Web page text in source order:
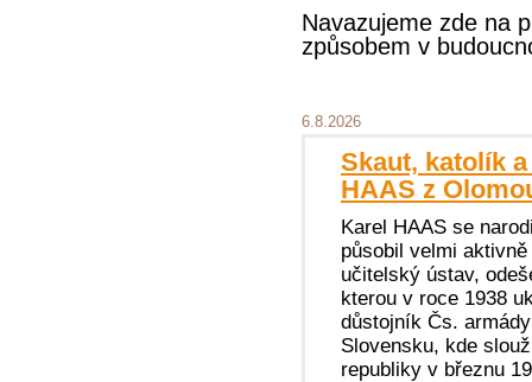
Navazujeme zde na
způsobem v
6.8.2026
Skaut, katolík
HAAS z
Karel HAAS se
působil velmi
učitelský ústav,
kterou v roce 1938
důstojník Čs.
Slovensku, kde
republiky v březnu